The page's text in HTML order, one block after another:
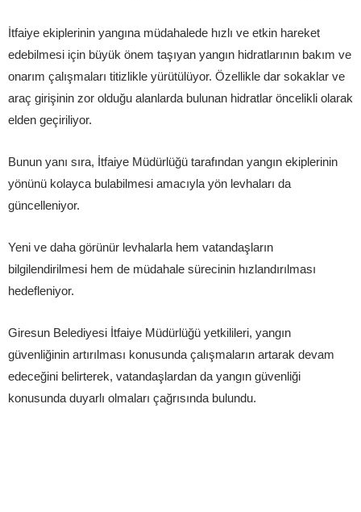
İtfaiye ekiplerinin yangına müdahalede hızlı ve etkin hareket
edebilmesi için büyük önem taşıyan yangın hidratlarının bakım ve
onarım çalışmaları titizlikle yürütülüyor. Özellikle dar sokaklar ve
araç girişinin zor olduğu alanlarda bulunan hidratlar öncelikli olarak
elden geçiriliyor.
Bunun yanı sıra, İtfaiye Müdürlüğü tarafından yangın ekiplerinin
yönünü kolayca bulabilmesi amacıyla yön levhaları da
güncelleniyor.
Yeni ve daha görünür levhalarla hem vatandaşların
bilgilendirilmesi hem de müdahale sürecinin hızlandırılması
hedefleniyor.
Giresun Belediyesi İtfaiye Müdürlüğü yetkilileri, yangın
güvenliğinin artırılması konusunda çalışmaların artarak devam
edeceğini belirterek, vatandaşlardan da yangın güvenliği
konusunda duyarlı olmaları çağrısında bulundu.